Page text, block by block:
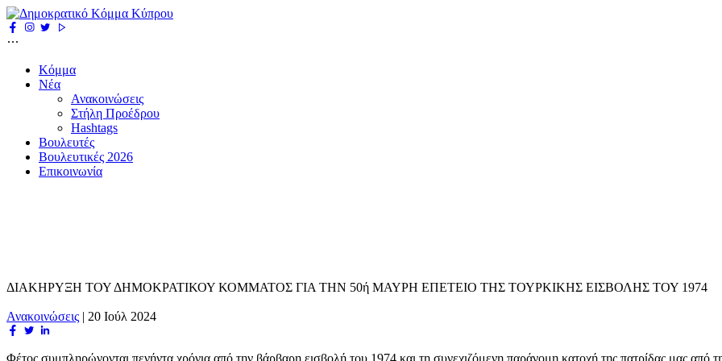
Κόμμα
Νέα
Ανακοινώσεις
Στήλη Προέδρου
Hashtags
Βουλευτές
Βουλευτικές 2026
Επικοινωνία
ΔΙΑΚΗΡΥΞΗ ΤΟΥ ΔΗΜΟΚΡΑΤΙΚΟΥ ΚΟΜΜΑΤΟΣ ΓΙΑ ΤΗΝ 50ή ΜΑΥΡΗ ΕΠΕΤΕΙΟ ΤΗΣ ΤΟΥΡΚΙΚΗΣ ΕΙΣΒΟΛΗΣ ΤΟΥ 1974
Ανακοινώσεις | 20 Ιούλ 2024
Φέτος συμπληρώνονται πενήντα χρόνια από την βάρβαρη εισβολή του 1974 και τη συνεχιζόμενη παράνομη κατοχή της πατρίδας μας από